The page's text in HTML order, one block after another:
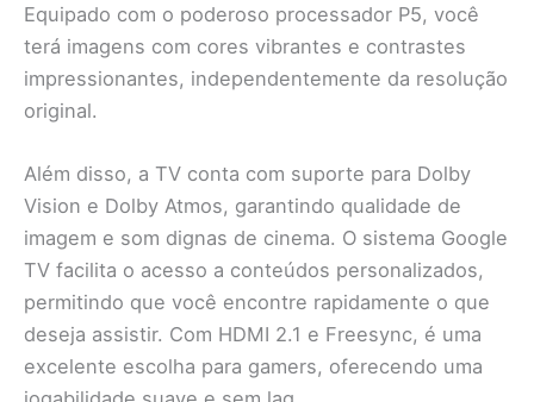
Equipado com o poderoso processador P5, você
terá imagens com cores vibrantes e contrastes
impressionantes, independentemente da resolução
original.
Além disso, a TV conta com suporte para Dolby
Vision e Dolby Atmos, garantindo qualidade de
imagem e som dignas de cinema. O sistema Google
TV facilita o acesso a conteúdos personalizados,
permitindo que você encontre rapidamente o que
deseja assistir. Com HDMI 2.1 e Freesync, é uma
excelente escolha para gamers, oferecendo uma